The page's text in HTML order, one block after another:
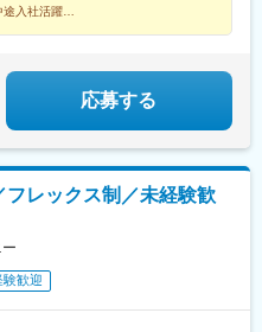
途入社活躍
応募する
レックス制／未経験歓
験歓迎